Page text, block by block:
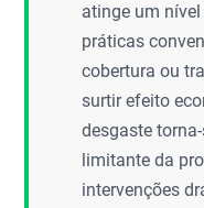
atinge um
práticas
cobertura ou
surtir efeito
desgaste
limitante da
intervenções